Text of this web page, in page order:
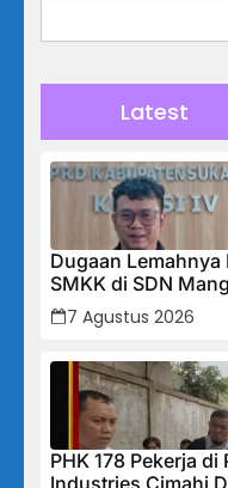
Latest
Dugaan Lemahnya
SMKK di SDN
Tidak Akan Segan
7 Agustus 2026
PHK 178 Pekerja
Industries Cimahi